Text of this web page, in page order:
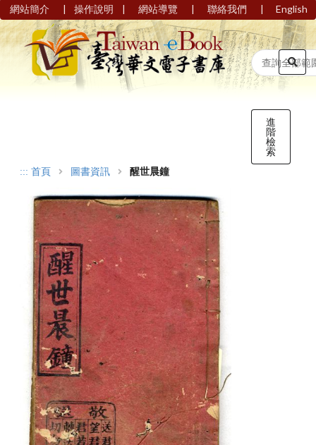
網站簡介 | 操作說明 | 網站導覽 | 聯絡我們 | English
進
階
檢
索
::: 首頁 圖書資訊 醒世晨鐘